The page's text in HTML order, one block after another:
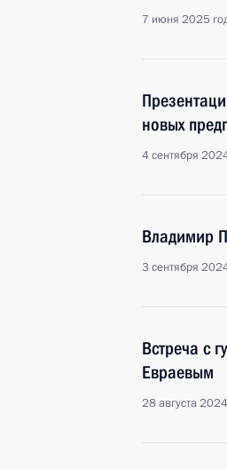
7 июня 2025
новых
4 сентября
Владимир
3 сентября
Встреча с
Евраевым
28 августа